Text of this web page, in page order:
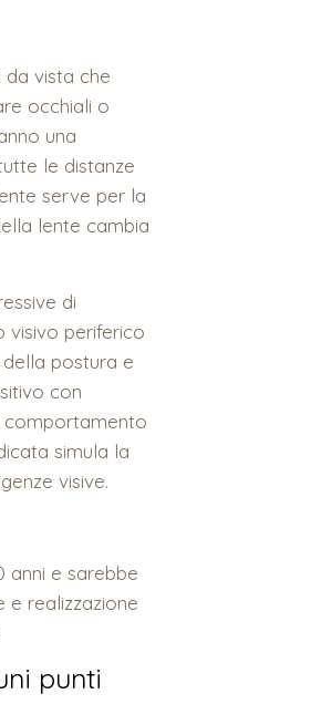
vista che
occhiali o
una
le distanze
serve per la
lente cambia
di
visivo periferico
postura e
con
comportamento
simula la
visive.
anni e sarebbe
e realizzazione
punti